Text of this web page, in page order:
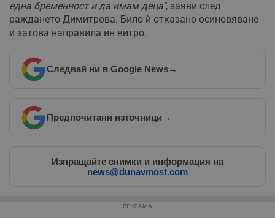
една бременност и да имам деца", заяви след
раждането Димитрова. Било ѝ отказано осиновяване
и затова направила ин витро.
Следвай ни в Google News→
Предпочитани източници →
Изпращайте снимки и информация на
news@dunavmost.com
РЕКЛАМА